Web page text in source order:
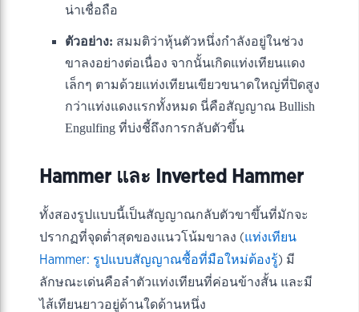
น่าเชื่อถือ
ตัวอย่าง: สมมติว่าหุ้นตัวหนึ่งกำลังอยู่ในช่วง
ขาลงอย่างต่อเนื่อง จากนั้นเกิดแท่งเทียนแดง
เล็กๆ ตามด้วยแท่งเทียนเขียวขนาดใหญ่ที่ปิดสูง
กว่าแท่งแดงแรกทั้งหมด นี่คือสัญญาณ Bullish
Engulfing ที่บ่งชี้ถึงการกลับตัวขึ้น
Hammer และ Inverted Hammer
ทั้งสองรูปแบบนี้เป็นสัญญาณกลับตัวขาขึ้นที่มักจะ
ปรากฏที่จุดต่ำสุดของแนวโน้มขาลง (แท่งเทียน
Hammer: รูปแบบสัญญาณซื้อที่มือใหม่ต้องรู้) มี
ลักษณะเด่นคือลำตัวแท่งเทียนที่ค่อนข้างสั้น และมี
ไส้เทียนยาวอยู่ด้านใดด้านหนึ่ง